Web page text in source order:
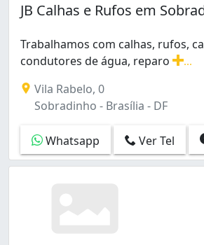
JB Calhas e Rufos em
Trabalhamos com calhas, rufos,
condutores de água, reparo
Vila Rabelo, 0
Sobradinho - Brasília - DF
Whatsapp Ver Tel